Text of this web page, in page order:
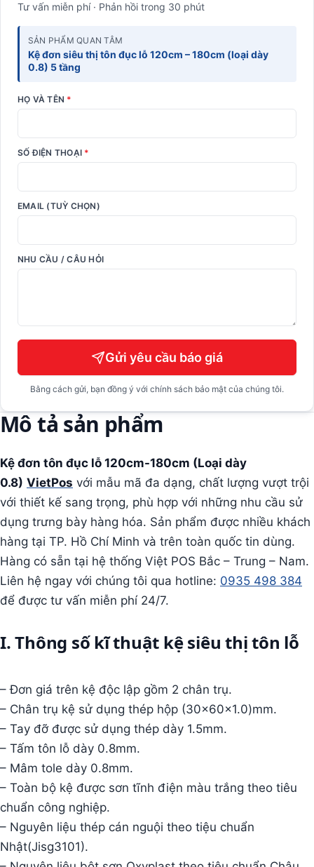
Tư vấn miễn phí · Phản hồi trong 30 phút
SẢN PHẨM QUAN TÂM
Kệ đơn siêu thị tôn đục lỗ 120cm – 180cm (loại dày
0.8) 5 tầng
HỌ VÀ TÊN *
SỐ ĐIỆN THOẠI *
EMAIL (TUỲ CHỌN)
NHU CẦU / CÂU HỎI
Gửi yêu cầu báo giá
Bằng cách gửi, bạn đồng ý với chính sách bảo mật của chúng tôi.
Mô tả sản phẩm
Kệ đơn tôn đục lỗ 120cm-180cm (Loại dày
0.8) VietPos với mẫu mã đa dạng, chất lượng vượt trội
với thiết kế sang trọng, phù hợp với những nhu cầu sử
dụng trưng bày hàng hóa. Sản phẩm được nhiều khách
hàng tại TP. Hồ Chí Minh và trên toàn quốc tin dùng.
Hàng có sẵn tại hệ thống Việt POS Bắc – Trung – Nam.
Liên hệ ngay với chúng tôi qua hotline: 0935 498 384
để được tư vấn miễn phí 24/7.
I. Thông số kĩ thuật kệ siêu thị tôn lỗ
– Đơn giá trên kệ độc lập gồm 2 chân trụ.
– Chân trụ kệ sử dụng thép hộp (30x60x1.0)mm.
– Tay đỡ được sử dụng thép dày 1.5mm.
– Tấm tôn lỗ dày 0.8mm.
– Mâm tole dày 0.8mm.
– Toàn bộ kệ được sơn tĩnh điện màu trắng theo tiêu
chuẩn công nghiệp.
– Nguyên liệu thép cán nguội theo tiệu chuẩn
Nhật(Jisg3101).